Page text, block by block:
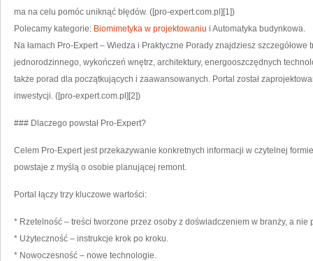
ma na celu pomóc uniknąć błędów. ([pro-expert.com.pl][1])
Polecamy kategorie: Biomimetyka w projektowaniu i Automatyka budynkowa.
Na łamach Pro-Expert – Wiedza i Praktyczne Porady znajdziesz
jednorodzinnego, wykończeń wnętrz, architektury, energooszczędnych
także porad dla początkujących i zaawansowanych. Portal został
inwestycji. ([pro-expert.com.pl][2])
### Dlaczego powstał Pro-Expert?
Celem Pro-Expert jest przekazywanie konkretnych informacji w czytelnej
powstaje z myślą o osobie planującej remont.
Portal łączy trzy kluczowe wartości:
* Rzetelność – treści tworzone przez osoby z doświadczeniem w branży, a nie
* Użyteczność – instrukcje krok po kroku.
* Nowoczesność – nowe technologie.